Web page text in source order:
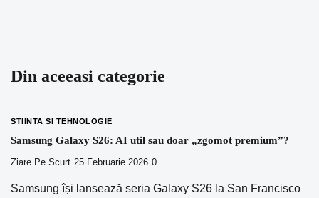
Din aceeasi categorie
STIINTA SI TEHNOLOGIE
Samsung Galaxy S26: AI util sau doar „zgomot premium”?
Ziare Pe Scurt 25 Februarie 2026 0
Samsung își lansează seria Galaxy S26 la San Francisco